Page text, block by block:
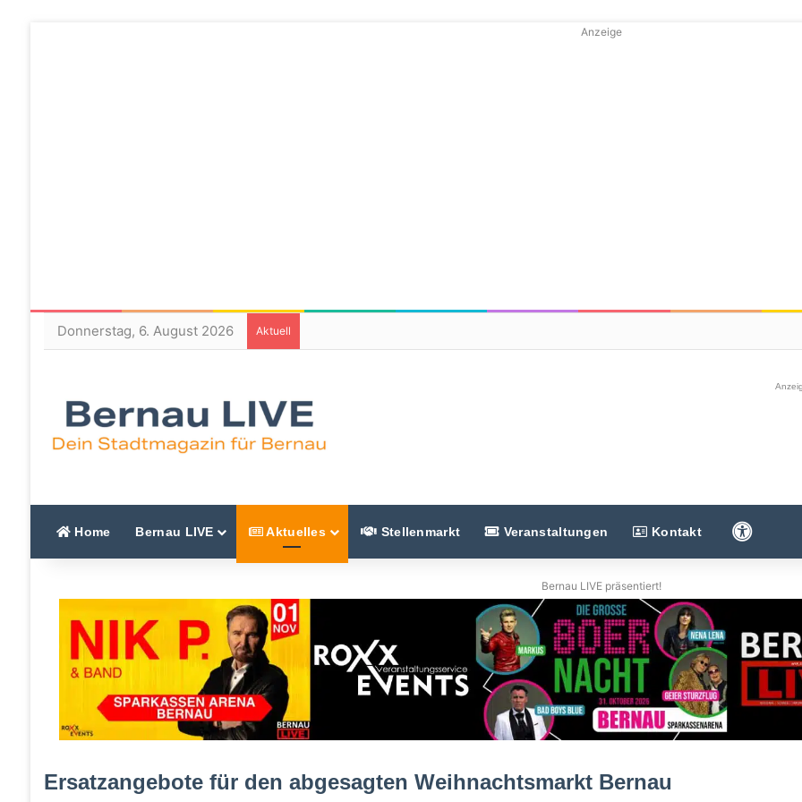
Anzeige
Donnerstag, 6. August 2026 Aktuell
Home Bernau LIVE Aktuelles Stellenmarkt Veranstaltungen Kontakt
Bernau LIVE präsentiert!
Ersatzangebote für den abgesagten Weihnachtsmarkt Bernau